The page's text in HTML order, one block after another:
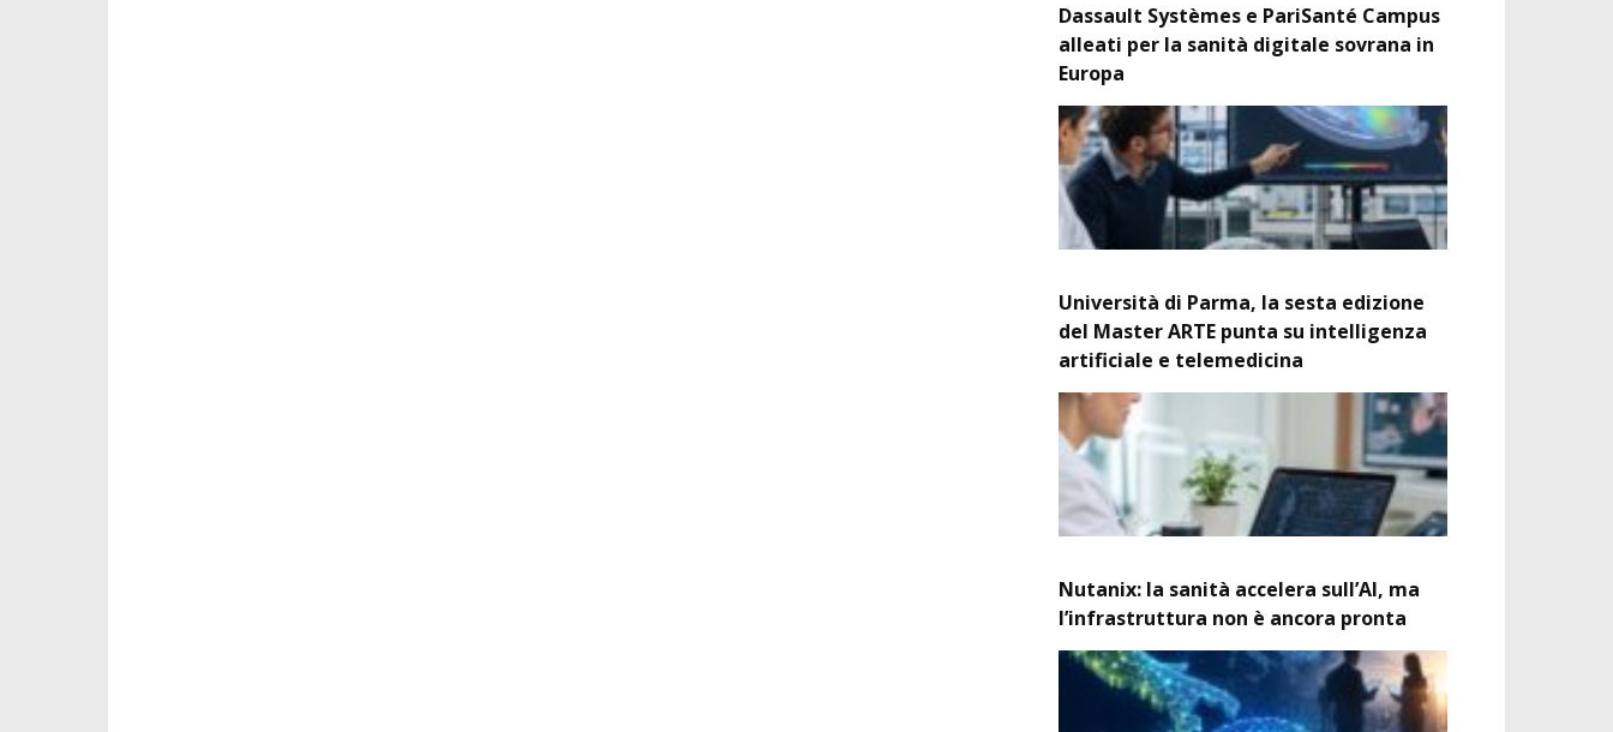
Dassault Systèmes e PariSanté Campus
alleati per la sanità digitale sovrana in
Europa
Università di Parma, la sesta edizione
del Master ARTE punta su intelligenza
artificiale e telemedicina
Nutanix: la sanità accelera sull’AI, ma
l’infrastruttura non è ancora pronta